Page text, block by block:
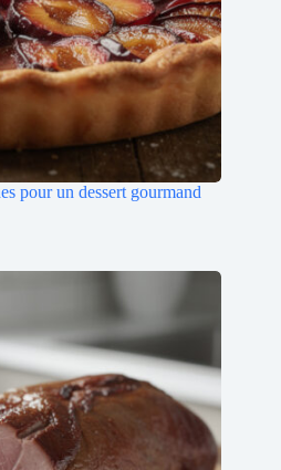
pour un dessert gourmand